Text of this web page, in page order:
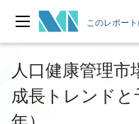
このレポー
人口健康管理市
成長トレンドと